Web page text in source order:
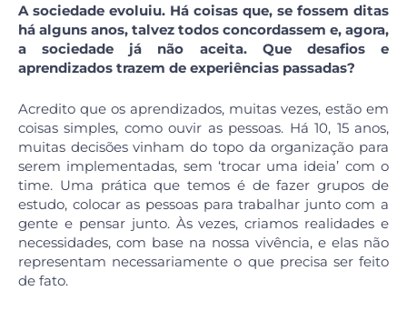
A sociedade evoluiu. Há coisas que, se fossem ditas
há alguns anos, talvez todos concordassem e, agora,
a sociedade já não aceita. Que desafios e
aprendizados trazem de experiências passadas?
Acredito que os aprendizados, muitas vezes, estão em
coisas simples, como ouvir as pessoas. Há 10, 15 anos,
muitas decisões vinham do topo da organização para
serem implementadas, sem ‘trocar uma ideia’ com o
time. Uma prática que temos é de fazer grupos de
estudo, colocar as pessoas para trabalhar junto com a
gente e pensar junto. Às vezes, criamos realidades e
necessidades, com base na nossa vivência, e elas não
representam necessariamente o que precisa ser feito
de fato.